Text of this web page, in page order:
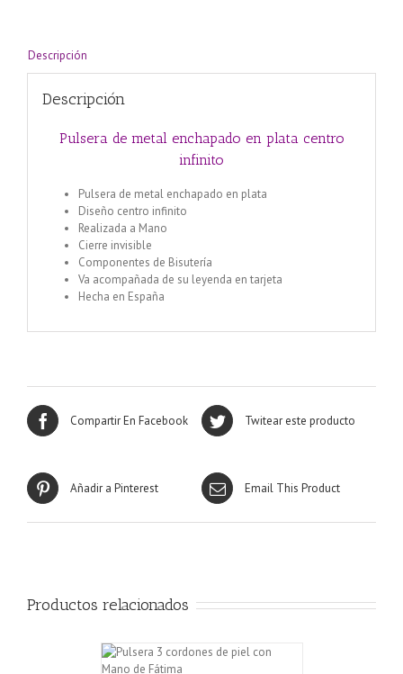
Descripción
Descripción
Pulsera de metal enchapado en plata centro
infinito
Pulsera de metal enchapado en plata
Diseño centro infinito
Realizada a Mano
Cierre invisible
Componentes de Bisutería
Va acompañada de su leyenda en tarjeta
Hecha en España
Compartir En Facebook Twitear este producto
Añadir a Pinterest Email This Product
Productos relacionados